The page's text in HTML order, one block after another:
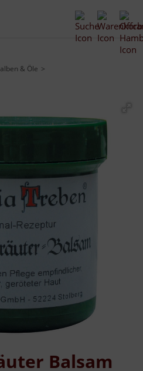
& Öle
Balsam